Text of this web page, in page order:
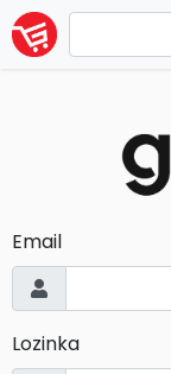
Email
Lozinka